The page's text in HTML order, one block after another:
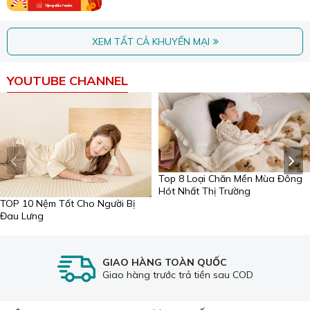
📍 Showroom2: 12 Tô Hiệu, phường Hòa Khánh, TP.
📍 Showroom3: 71 Trương Quốc Dụng, phường Sơn
Trà, TP. Đà Nẵng
XEM TẤT CẢ KHUYẾN MẠI
YOUTUBE CHANNEL
TOP 10 Nệm Tốt Cho Người Bị
Đau Lưng
Top 8 Loại Chăn Mền Mùa Đông
Hót Nhất Thị Trường
GIAO HÀNG TOÀN QUỐC
Giao hàng trước trả tiền sau COD